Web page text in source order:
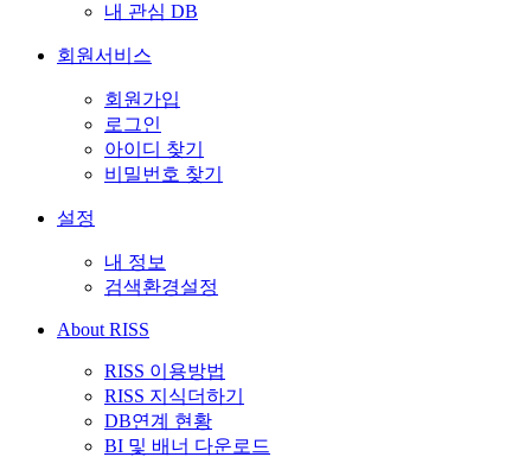
내 관심 DB
회원서비스
회원가입
로그인
아이디 찾기
비밀번호 찾기
설정
내 정보
검색환경설정
About RISS
RISS 이용방법
RISS 지식더하기
DB연계 현황
BI 및 배너 다운로드